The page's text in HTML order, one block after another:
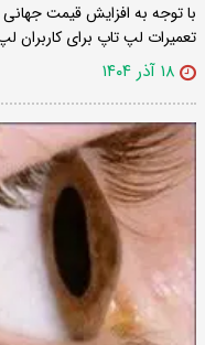
با توجه به افزایش قیمت جهانی
تعمیرات لپ تاپ برای کاربران
۱۸ آذر ۱۴۰۴